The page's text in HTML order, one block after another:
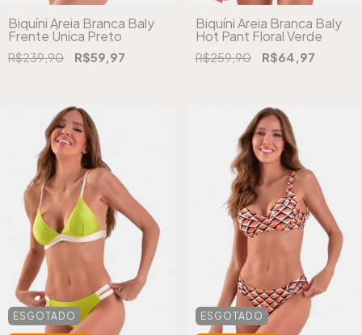
Biquíni Areia Branca Baly
Frente Única Preto
R$239,90 R$59,97
Biquíni Areia Branca Baly
Hot Pant Floral Verde
R$259,90 R$64,97
ESGOTADO ESGOTADO